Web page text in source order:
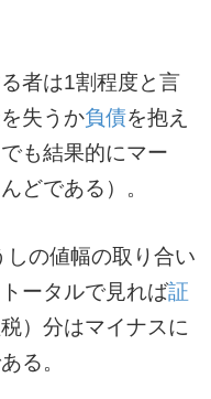
者は1割程度と言
失うか負債を抱え
も結果的にマー
どである）。
の値幅の取り合い
ータルで見れば証
）分はマイナスに
る。